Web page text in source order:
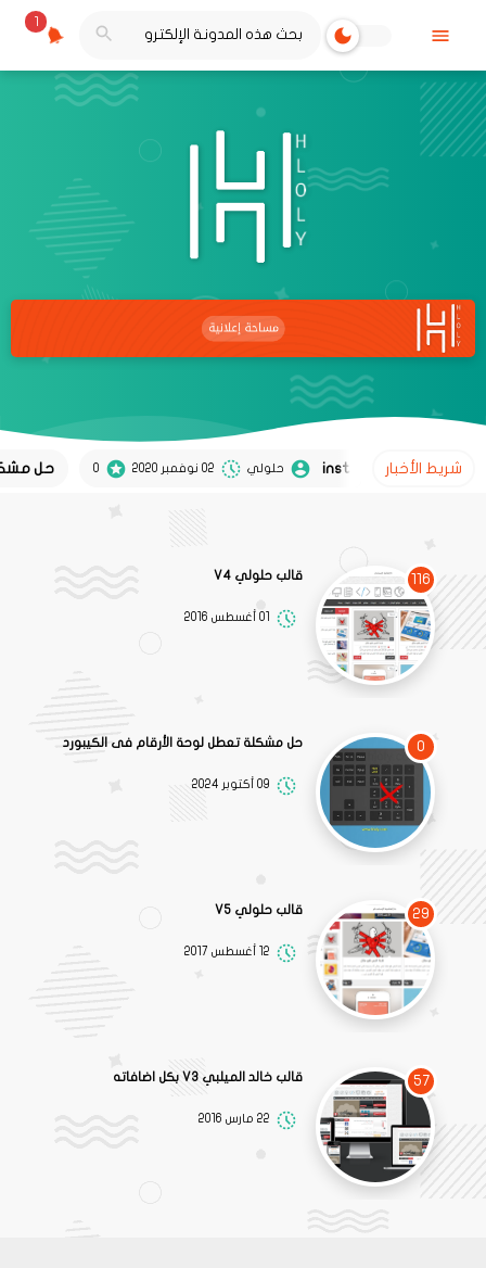
1
شريط الأخبار حلولي 02 نوفمبر 2020 0 حل مشكلة
116 قالب حلولي V4
01 أغسطس 2016
0 حل مشكلة تعطل لوحة الأرقام فى الكيبورد
09 أكتوبر 2024
29 قالب حلولي V5
12 أغسطس 2017
57 قالب خالد الميلبي V3 بكل اضافاته
22 مارس 2016